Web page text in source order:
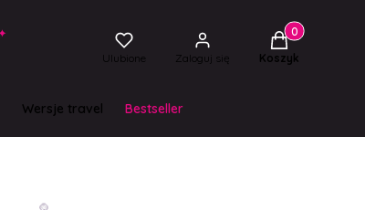
Ulubione Zaloguj się
Produkty w
Koszyk
Wersje travel Bestseller